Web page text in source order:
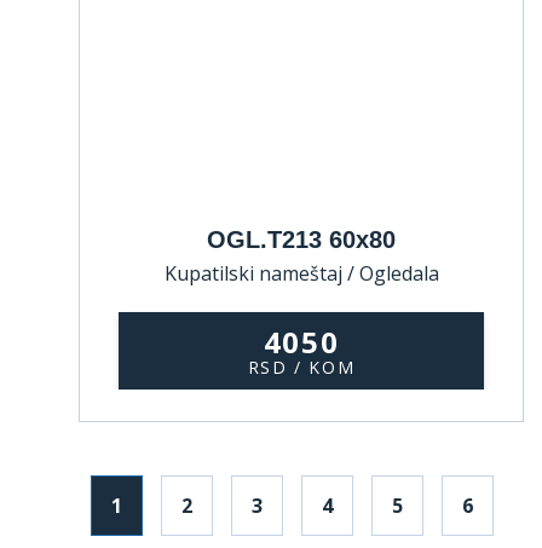
OGL.T213 60x80
Kupatilski nameštaj / Ogledala
4050
RSD / KOM
1 2 3 4 5 6